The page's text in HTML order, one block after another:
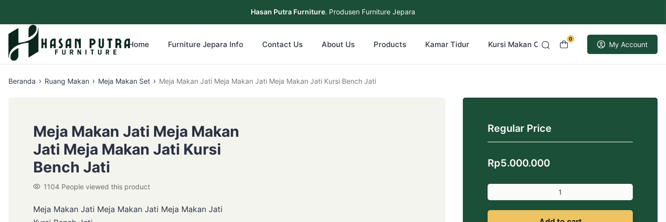
Hasan Putra Furniture. Produsen Furniture Jepara
0
My Account
Home Furniture Jepara Info Contact Us About Us Products Kamar Tidur Kursi Makan Cafe Resto Kusen Pintu Jati
Beranda › Ruang Makan › Meja Makan Set › Meja Makan Jati Meja Makan Jati Meja Makan Jati Kursi Bench Jati
Meja Makan Jati Meja Makan
Jati Meja Makan Jati Kursi
Bench Jati
1104 People viewed this product
Meja Makan Jati Meja Makan Jati Meja Makan Jati
Regular Price
Rp5.000.000